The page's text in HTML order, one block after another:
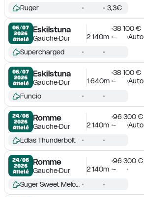
Ruger 3,3€
06/07
2026
Attelé
Eskilstuna
GaucheDur
38 100 €
2 140m - Auto
Supercharged
06/07
2026
Attelé
Eskilstuna
GaucheDur
38 100 €
1 640m - Auto
Funcio
24/06
2026
Attelé
Romme
GaucheDur
96 300 €
2 140m - Auto
Edlas Thunderbolt
24/06
2026
Attelé
Romme
GaucheDur
96 300 €
2 140m -
Suger Sweet Melody